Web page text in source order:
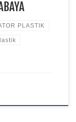
PLASTIK